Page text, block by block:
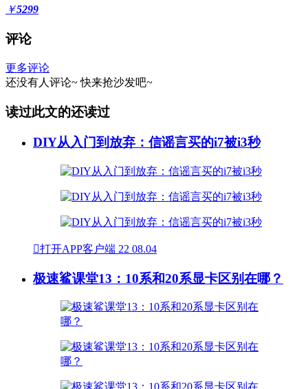
￥5299
评论
更多评论
还没有人评论~ 快来抢沙发吧~
读过此文的还读过
DIY从入门到放弃：信谣言买的i7被i3秒
打开APP客户端 22 08.04
极速鲨课堂13：10系和20系显卡区别在哪？